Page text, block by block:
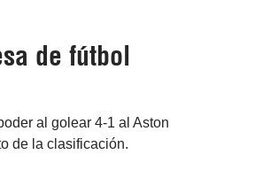
de fútbol
al golear 4-1 al Aston
de la clasificación.